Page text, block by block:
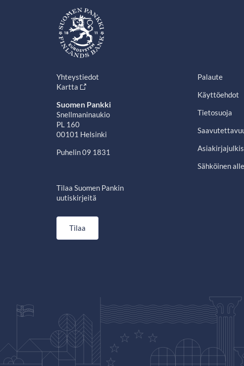
Yhteystiedot
Kartta
Suomen Pankki
Snellmaninaukio
PL 160
00101 Helsinki
Puhelin 09 1831
Tilaa Suomen Pankin
uutiskirjeitä
Tilaa
Palaute
Käyttöehdot
Tietosuoja
Sähköinen